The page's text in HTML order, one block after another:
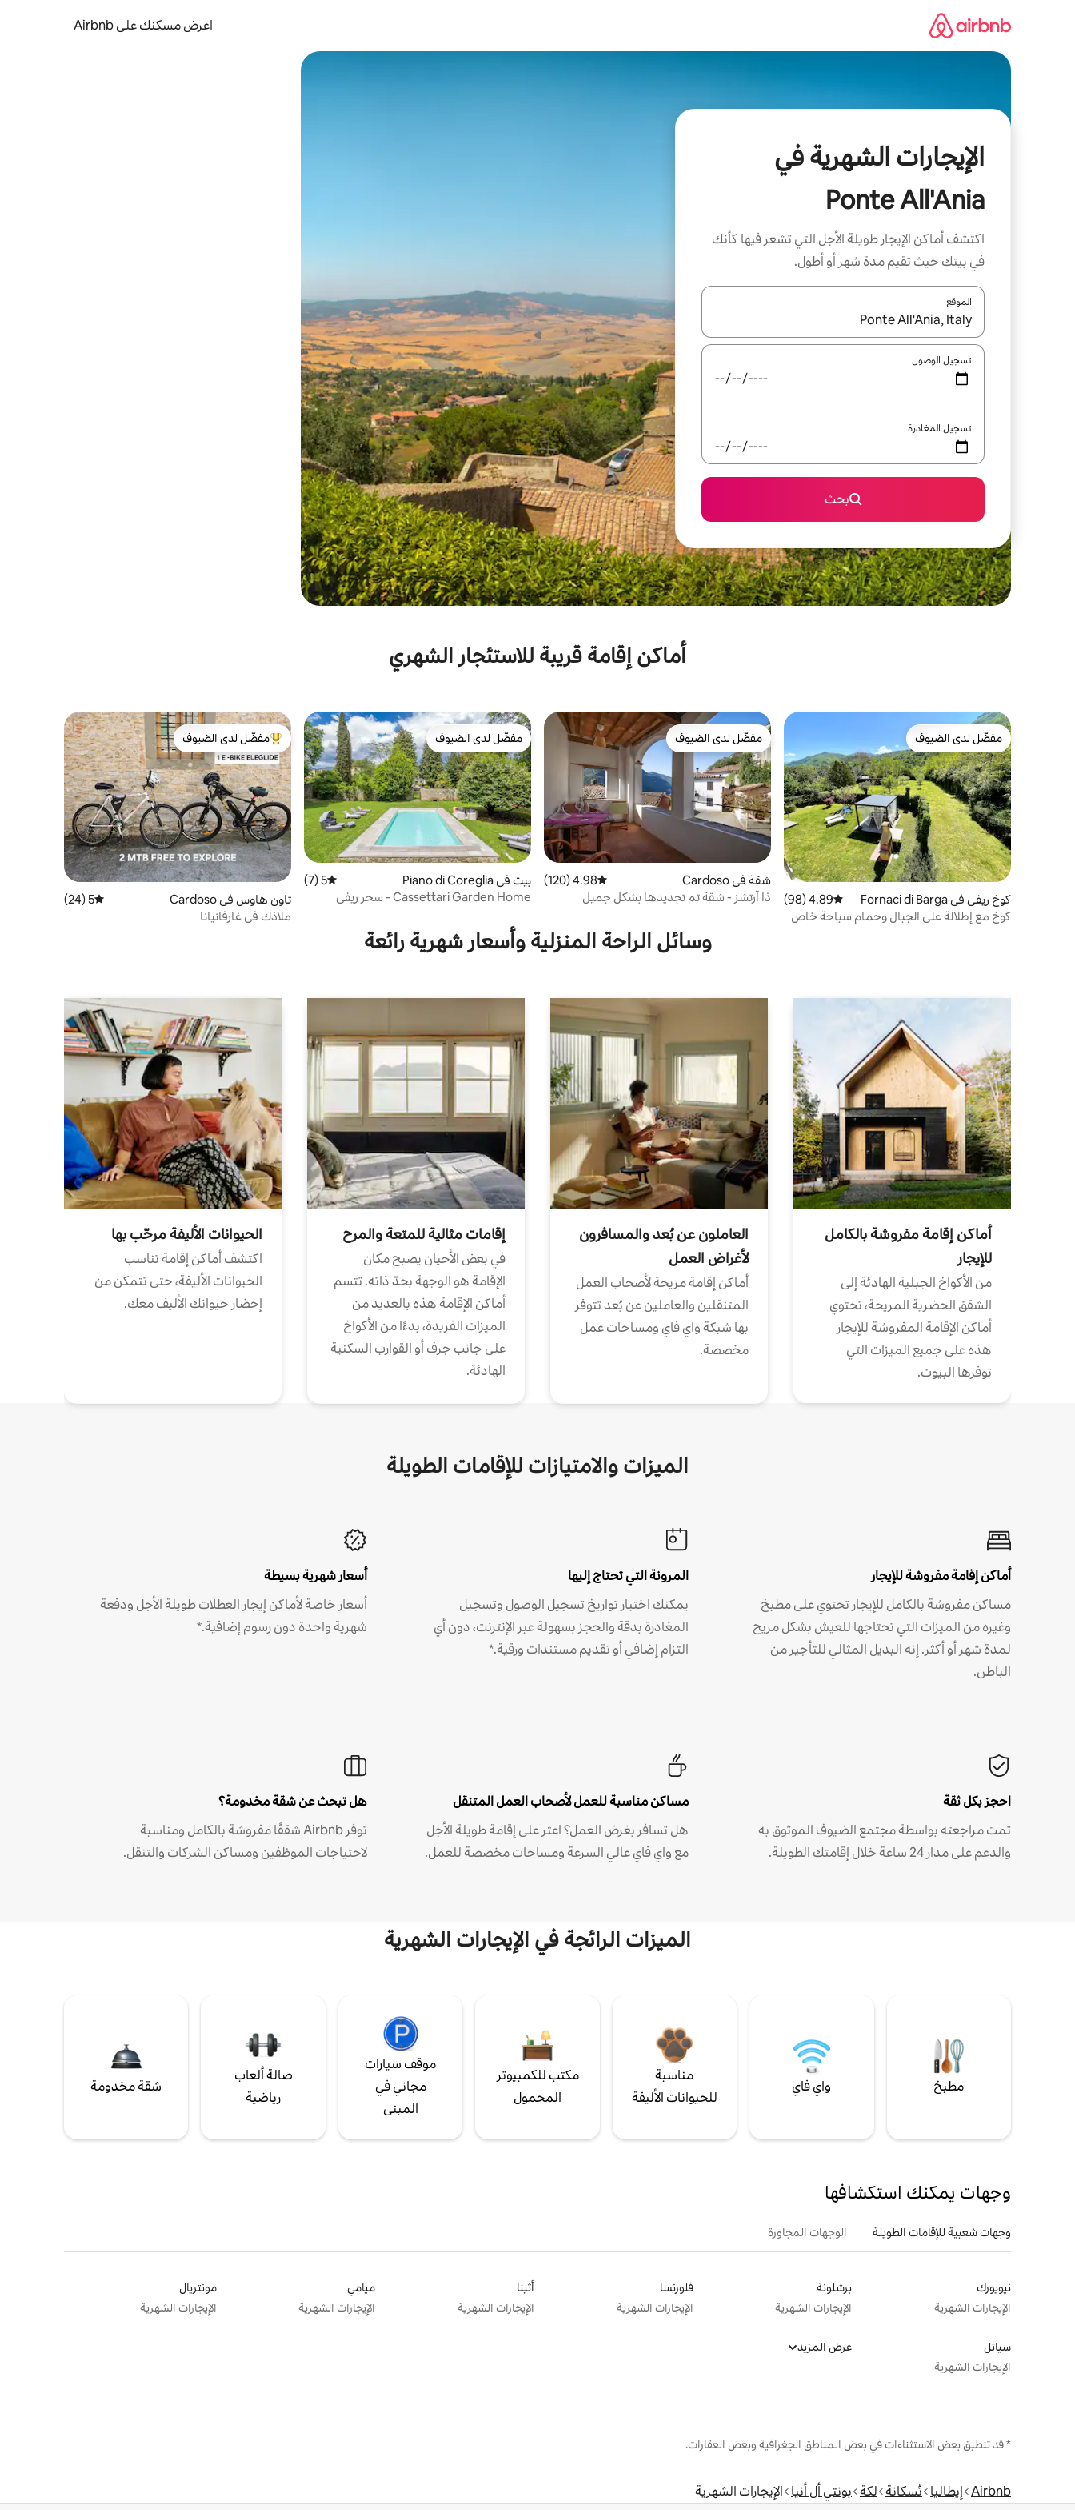
اعرض مسكنك على Airbnb
الإيجارات الشهرية في
Ponte All'Ania
اكتشف أماكن الإيجار طويلة الأجل التي تشعر فيها كأنك
في بيتك حيث تقيم مدة شهر أو أطول.
الموقع
عند توفر النتائج، انتقل باستخدام السهمين لأعلى ولأسفل أو استكشف عن طريق اللمس أو السحب.
تسجيل الوصول
تسجيل المغادرة
بحث
أماكن إقامة قريبة للاستئجار الشهري
مفضّل لدى الضيوف
مفضّل لدى الضيوف
كوخ ريفي في Fornaci di Barga متوسط التقييم 4.89 من 5، 98 مراجعات
4.89 (98)
كوخ مع إطلالة على الجبال وحمام سباحة خاص
مفضّل لدى الضيوف
مفضّل لدى الضيوف
شقة في Cardoso متوسط التقييم 4.98 من 5، 120 مراجعات
4.98 (120)
ذا آرتشز - شقة تم تجديدها بشكل جميل
مفضّل لدى الضيوف
مفضّل لدى الضيوف
بيت في Piano di Coreglia متوسط التقييم 5 من 5، 7 مراجعات
5 (7)
Cassettari Garden Home - سحر ريفي
من أبرز البيوت المفضّلة لدى الضيوف
مفضّل لدى الضيوف
تاون هاوس في Cardoso متوسط التقييم 5 من 5، 24 مراجعات
5 (24)
ملاذك في غارفانيانا
وسائل الراحة المنزلية وأسعار شهرية رائعة
أماكن إقامة مفروشة بالكامل
للإيجار
من الأكواخ الجبلية الهادئة إلى
الشقق الحضرية المريحة، تحتوي
أماكن الإقامة المفروشة للإيجار
هذه على جميع الميزات التي
توفرها البيوت.
العاملون عن بُعد والمسافرون
لأغراض العمل
أماكن إقامة مريحة لأصحاب العمل
المتنقلين والعاملين عن بُعد تتوفر
بها شبكة واي فاي ومساحات عمل
مخصصة.
إقامات مثالية للمتعة والمرح
في بعض الأحيان يصبح مكان
الإقامة هو الوجهة بحدّ ذاته. تتسم
أماكن الإقامة هذه بالعديد من
الميزات الفريدة، بدءًا من الأكواخ
على جانب جرف أو القوارب السكنية
الهادئة.
الحيوانات الأليفة مرحّب بها
اكتشف أماكن إقامة تناسب
الحيوانات الأليفة، حتى تتمكن من
إحضار حيوانك الأليف معك.
الميزات والامتيازات للإقامات الطويلة
أماكن إقامة مفروشة للإيجار
مساكن مفروشة بالكامل للإيجار تحتوي على مطبخ
وغيره من الميزات التي تحتاجها للعيش بشكل مريح
لمدة شهر أو أكثر. إنه البديل المثالي للتأجير من
الباطن.
المرونة التي تحتاج إليها
يمكنك اختيار تواريخ تسجيل الوصول وتسجيل
المغادرة بدقة والحجز بسهولة عبر الإنترنت، دون أي
التزام إضافي أو تقديم مستندات ورقية.*
أسعار شهرية بسيطة
أسعار خاصة لأماكن إيجار العطلات طويلة الأجل ودفعة
شهرية واحدة دون رسوم إضافية.*
احجز بكل ثقة
تمت مراجعته بواسطة مجتمع الضيوف الموثوق به
والدعم على مدار 24 ساعة خلال إقامتك الطويلة.
مساكن مناسبة للعمل لأصحاب العمل المتنقل
هل تسافر بغرض العمل؟ اعثر على إقامة طويلة الأجل
مع واي فاي عالي السرعة ومساحات مخصصة للعمل.
هل تبحث عن شقة مخدومة؟
توفر Airbnb شققًا مفروشة بالكامل ومناسبة
لاحتياجات الموظفين ومساكن الشركات والتنقل.
الميزات الرائجة في الإيجارات الشهرية
مطبخ واي فاي
مناسبة
للحيوانات الأليفة
مكتب للكمبيوتر
المحمول
موقف سيارات
مجاني في
المبنى
صالة ألعاب
رياضية
شقة مخدومة
وجهات يمكنك استكشافها
وجهات شعبية للإقامات الطويلة الوجهات المجاورة
نيويورك
الإيجارات الشهرية
برشلونة
الإيجارات الشهرية
فلورنسا
الإيجارات الشهرية
أثينا
الإيجارات الشهرية
ميامي
الإيجارات الشهرية
مونتريال
الإيجارات الشهرية
سياتل
الإيجارات الشهرية
عرض المزيد
* قد تنطبق بعض الاستثناءات في بعض المناطق الجغرافية وبعض العقارات.
Airbnb إيطاليا تُسكانة لكة بونتي أل أنيا الإيجارات الشهرية